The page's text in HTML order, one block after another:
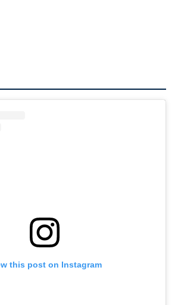
this post on Instagram